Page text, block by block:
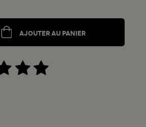
AJOUTER AU PANIER